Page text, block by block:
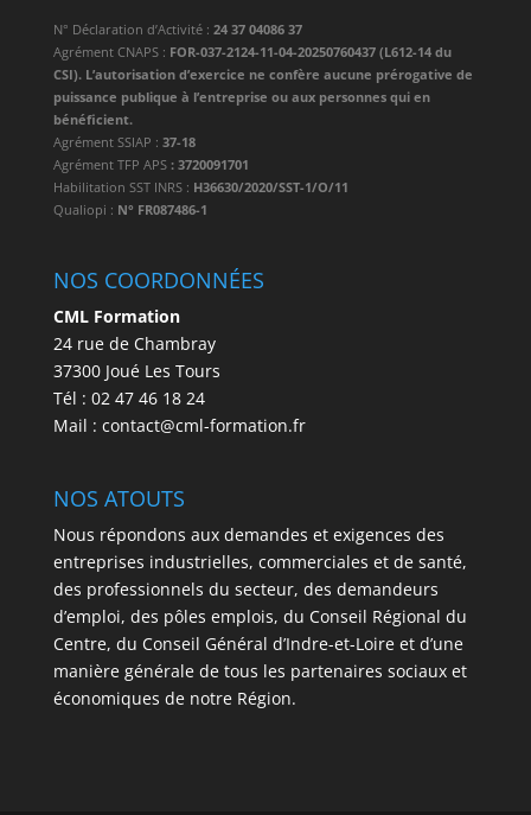
N° Déclaration d’Activité : 24 37 04086 37
Agrément CNAPS : FOR-037-2124-11-04-20250760437 (L612-14 du
CSI). L’autorisation d’exercice ne confère aucune prérogative de
puissance publique à l’entreprise ou aux personnes qui en
bénéficient.
Agrément SSIAP : 37-18
Agrément TFP APS: 3720091701
Habilitation SST INRS : H36630/2020/SST-1/O/11
Qualiopi : N° FR087486-1
NOS COORDONNÉES
CML Formation
24 rue de Chambray
37300 Joué Les Tours
Tél : 02 47 46 18 24
Mail : contact@cml-formation.fr
NOS ATOUTS
Nous répondons aux demandes et exigences des
entreprises industrielles, commerciales et de santé,
des professionnels du secteur, des demandeurs
d’emploi, des pôles emplois, du Conseil Régional du
Centre, du Conseil Général d’Indre-et-Loire et d’une
manière générale de tous les partenaires sociaux et
économiques de notre Région.